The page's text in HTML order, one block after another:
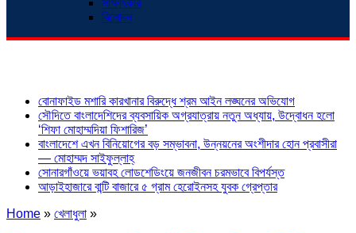
সাক্ষাৎকার
বিনোদন
বোনাফাইড মশারি কারখানার বিরুদ্ধে শ্রম আইন লঙ্ঘনের অভিযোগ
সৌদিতে বাংলাদেশিদের ব্যবসায়িক অগ্রযাত্রায় নতুন অধ্যায়, উদ্বোধন হলো
‘শিফা মোহাম্মদিয়া ফিশারিজ’
বাংলাদেশে এখন বিনিয়োগের বড় সম্ভাবনা, উন্নয়নের অংশীদার হোন প্রবাসীরা
— মোহাম্মদ সাইফুল্লাহ্
সোনারগাঁওয়ে ভয়াবহ লোডশেডিংয়ে জনজীবন চরমভাবে বিপর্যস্ত
আড়াইহাজারে বান্টি বাজারে ৫ গ্রাম হেরোইনসহ যুবক গ্রেপ্তার
Home » খেলাধুলা »